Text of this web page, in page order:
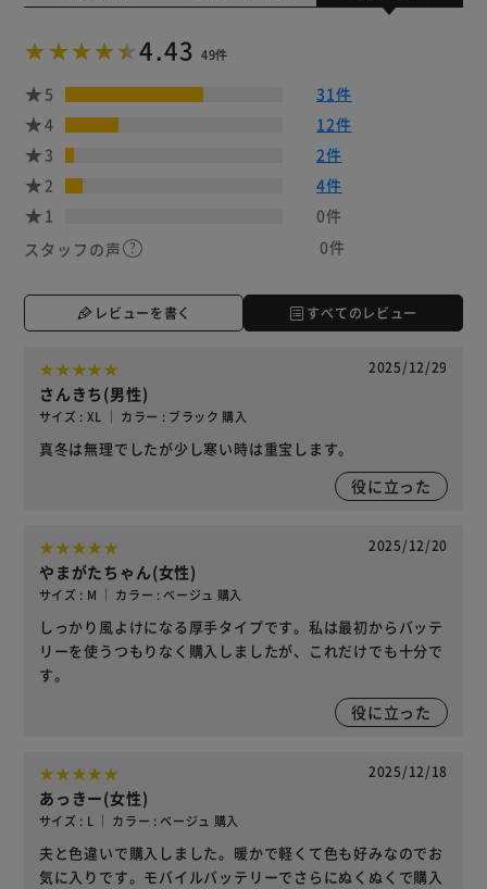
4.43 49件
5
31件
4
12件
3
2件
2
4件
1
0件
スタッフの声
0件
レビューを書く すべてのレビュー
2025/12/29
さんきち(男性)
サイズ : XL ｜ カラー : ブラック 購入
真冬は無理でしたが少し寒い時は重宝します。
役に立った
2025/12/20
やまがたちゃん(女性)
サイズ : M ｜ カラー : ベージュ 購入
しっかり風よけになる厚手タイプです。私は最初からバッテ
リーを使うつもりなく購入しましたが、これだけでも十分で
す。
役に立った
2025/12/18
あっきー(女性)
サイズ : L ｜ カラー : ベージュ 購入
夫と色違いで購入しました。暖かで軽くて色も好みなのでお
気に入りです。モバイルバッテリーでさらにぬくぬくで購入